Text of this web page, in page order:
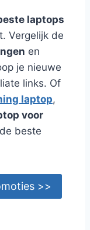
laptops
Vergelijk de
en
je nieuwe
links. Of
laptop,
voor
beste
>>